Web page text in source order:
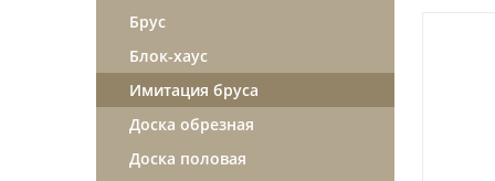
Брус
Блок-хаус
Имитация бруса
Доска обрезная
Доска половая